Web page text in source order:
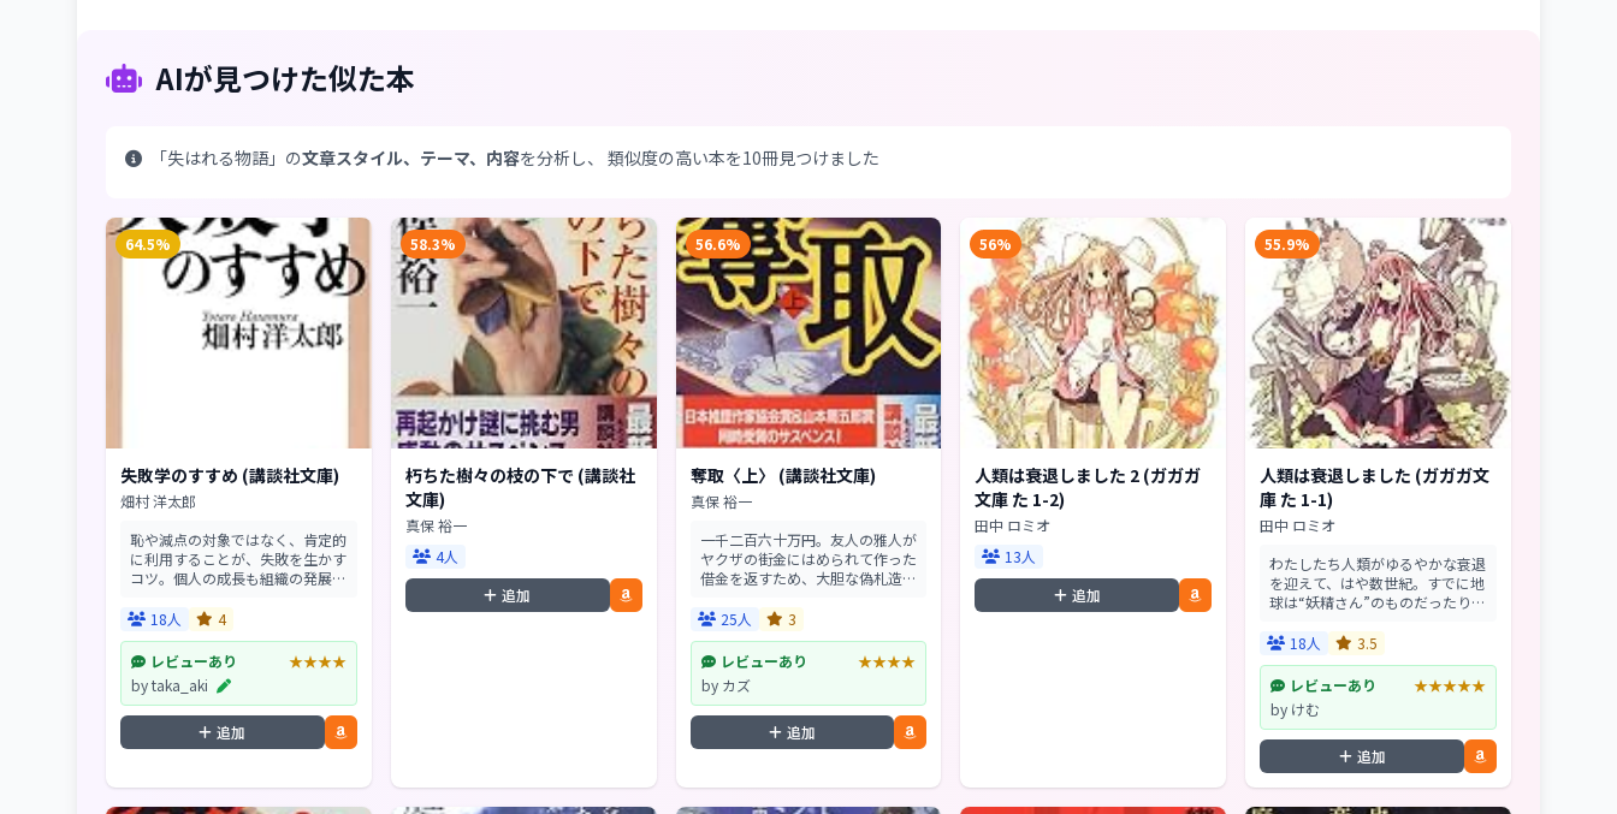
AIが見つけた似た本
「失はれる物語」の文章スタイル、テーマ、内容を分析し、 類似度の高い本を10冊見つけました
64.5%
失敗学のすすめ (講談社文庫)
畑村 洋太郎
恥や減点の対象ではなく、肯定的
に利用することが、失敗を生かす
コツ。個人の成長も組織の発展
違う。さらに新たな創造のヒント
方法も示される―。「失...
18人 4
レビューあり
★★★★
by taka_aki
追加
58.3%
朽ちた樹々の枝の下で (講談社
文庫)
真保 裕一
4人
追加
56.6%
奪取〈上〉 (講談社文庫)
真保 裕一
一千二百六十万円。友人の雅人が
ヤクザの街金にはめられて作った
借金を返すため、大胆な偽札造り
22歳。パソコンや機械に詳しい
手まであと一歩と迫っ...
25人 3
レビューあり
★★★★
by カズ
追加
56%
人類は衰退しました 2 (ガガガ
文庫 た 1-2)
田中 ロミオ
13人
追加
55.9%
人類は衰退しました (ガガガ文
庫 た 1-1)
田中 ロミオ
わたしたち人類がゆるやかな衰退
を迎えて、はや数世紀。すでに地
球は“妖精さん”のものだったりし
身、高い知能を持ち、お菓子が大
そんな妖精さんと人...
18人 3.5
レビューあり
★★★★★
by けむ
追加